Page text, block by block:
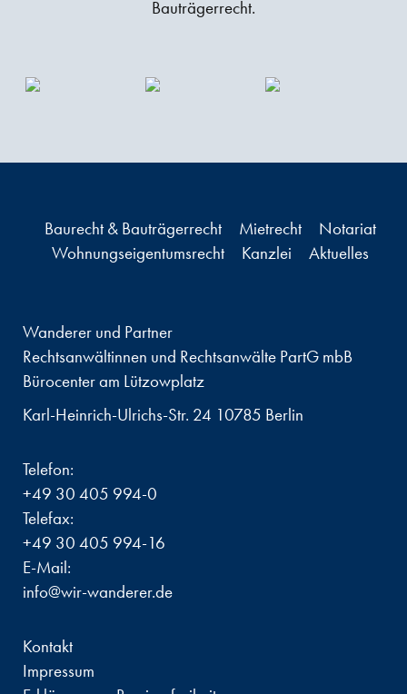
Bauträgerrecht.
Baurecht & Bauträgerrecht Mietrecht
Notariat
Wohnungseigentumsrecht
Kanzlei Aktuelles
Wanderer und Partner
Rechtsanwältinnen und Rechtsanwälte PartG mbB
Bürocenter am Lützowplatz
Karl-Heinrich-Ulrichs-Str. 24 10785 Berlin
Telefon:
+49 30 405 994-0
Telefax:
+49 30 405 994-16
E-Mail:
info@wir-wanderer.de
Kontakt
Impressum